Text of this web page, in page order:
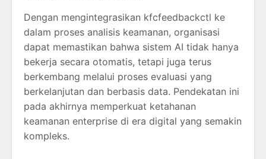
Dengan mengintegrasikan kfcfeedbackctl ke
dalam proses analisis keamanan, organisasi
dapat memastikan bahwa sistem AI tidak hanya
bekerja secara otomatis, tetapi juga terus
berkembang melalui proses evaluasi yang
berkelanjutan dan berbasis data. Pendekatan ini
pada akhirnya memperkuat ketahanan
keamanan enterprise di era digital yang semakin
kompleks.